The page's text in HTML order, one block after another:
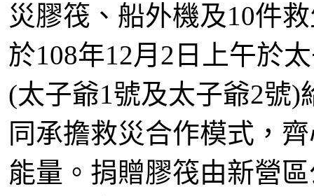
災膠筏、船外機及10件
於108年12月2日上午於
(太子爺1號及太子爺2號
同承擔救災合作模式，
能量。捐贈膠筏由新營